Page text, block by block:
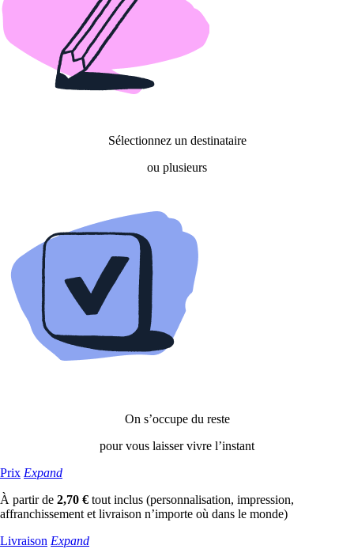
Sélectionnez un destinataire
ou plusieurs
On s’occupe du reste
pour vous laisser vivre l’instant
Prix Expand
À partir de 2,70 € tout inclus (personnalisation, impression,
affranchissement et livraison n’importe où dans le monde)
Livraison Expand